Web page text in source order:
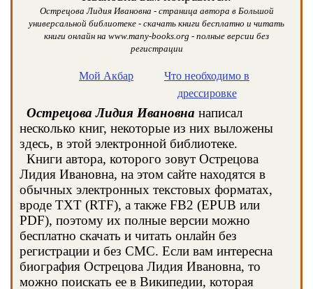
Острецова Лидия Ивановна - страница автора в Большой
универсальной библиотеке - скачать книги бесплатно и читать
книги онлайн на www.many-books.org - полные версии без
регистрации
Мой Акбар
Что необходимо в
дрессировке
Острецова Лидия Ивановна написал
несколько книг, некоторые из них выложены
здесь, в этой электронной библиотеке.
Книги автора, которого зовут Острецова
Лидия Ивановна, на этом сайте находятся в
обычных электронных текстовых форматах,
вроде TXT (RTF), а также FB2 (EPUB или
PDF), поэтому их полные версии можно
бесплатно скачать и читать онлайн без
регистрации и без СМС. Если вам интересна
биография Острецова Лидия Ивановна, то
можно поискать ее в Википедии, которая